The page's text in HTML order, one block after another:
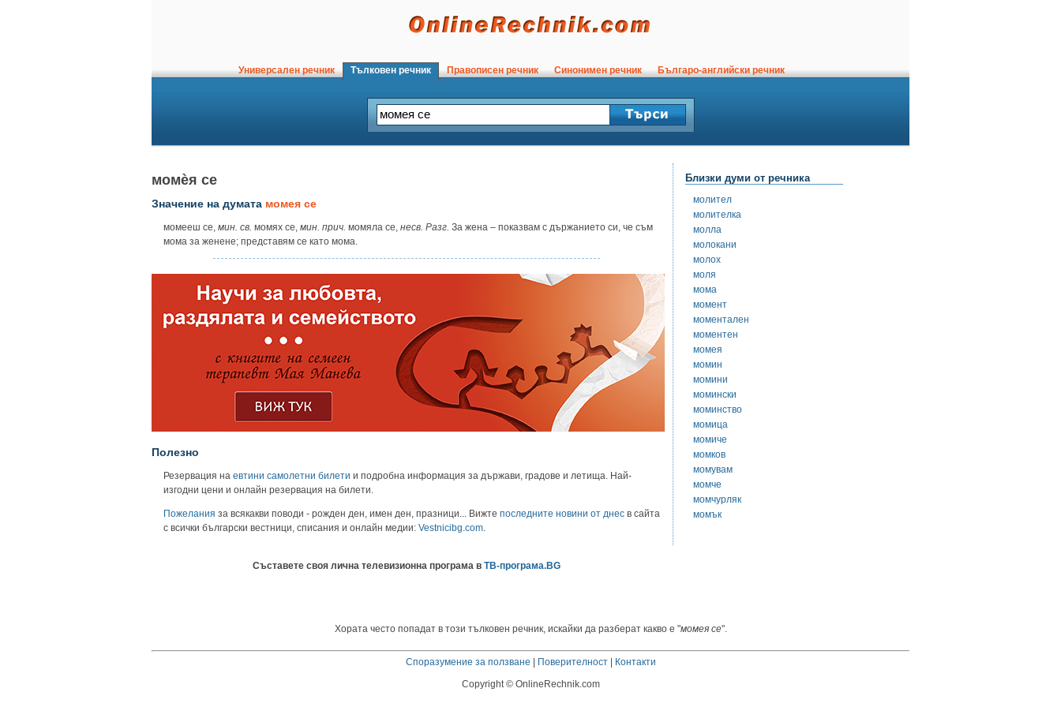
Универсален речник Тълковен речник Правописен речник Синонимен речник Българо-английски речник
момѐя се
Значение на думата момея се
момеeш се, мин. св. момях се, мин. прич. момяла се, несв. Разг. За жена – показвам с държанието си, че съм
мома за женене; представям се като мома.
Полезно
Резервация на евтини самолетни билети и подробна информация за държави, градове и летища. Най-
изгодни цени и онлайн резервация на билети.
Пожелания за всякакви поводи - рожден ден, имен ден, празници... Вижте последните новини от днес в сайта
с всички български вестници, списания и онлайн медии: Vestnicibg.com
Съставете своя лична телевизионна програма в ТВ-програма.BG
Близки думи от речника
молител
молителка
молла
молокани
молох
моля
мома
момент
моментален
моментен
момея
момин
момини
момински
моминство
момица
момиче
момков
момувам
момче
момчурляк
момък
Хората често попадат в този тълковен речник, искайки да разберат какво е "момея се".
Споразумение за ползване | Поверителност| Контакти
Copyright © OnlineRechnik.com